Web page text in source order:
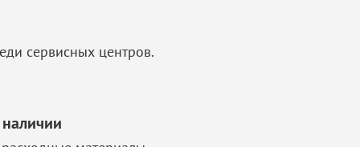
сервисных центров.